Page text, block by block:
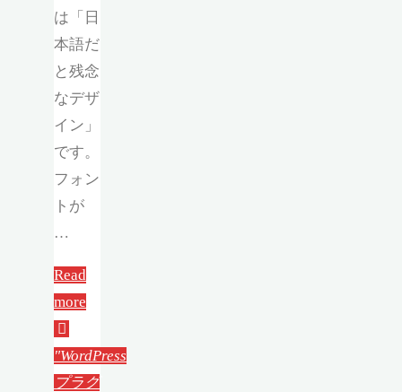
は「日
本語だ
と残念
なデザ
イン」
です。
フォン
トが
…
Read
more
"WordPress
プラグ